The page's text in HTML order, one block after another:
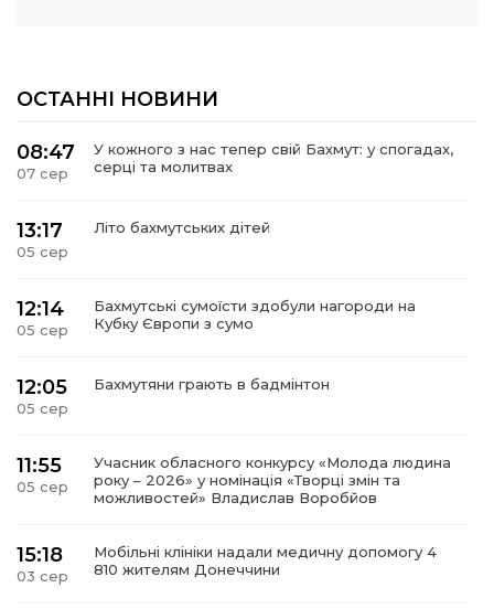
ОСТАННІ НОВИНИ
08:47
07 сер
У кожного з нас тепер свій Бахмут: у спогадах,
серці та молитвах
13:17
05 сер
Літо бахмутських дітей
12:14
05 сер
Бахмутські сумоїсти здобули нагороди на
Кубку Європи з сумо
12:05
05 сер
Бахмутяни грають в бадмінтон
11:55
05 сер
Учасник обласного конкурсу «Молода людина
року – 2026» у номінація «Творці змін та
можливостей» Владислав Воробйов
15:18
03 сер
Мобільні клініки надали медичну допомогу 4
810 жителям Донеччини